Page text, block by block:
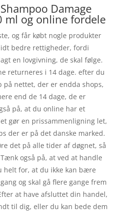
Damage
ml og online fordele
og får købt nogle produkter
bedre rettigheder, fordi
en lovgivning, de skal følge.
returneres i 14 dage. efter du
på nettet, der er endda shops,
end de 14 dage, de er
på, at du online har et
gør en prissammenligning let,
der er på det danske marked.
det på alle tider af døgnet, så
også på, at ved at handle
helt for, at du ikke kan bære
og skal gå flere gange frem
at have afsluttet din handel,
til dig, eller du kan bede dem